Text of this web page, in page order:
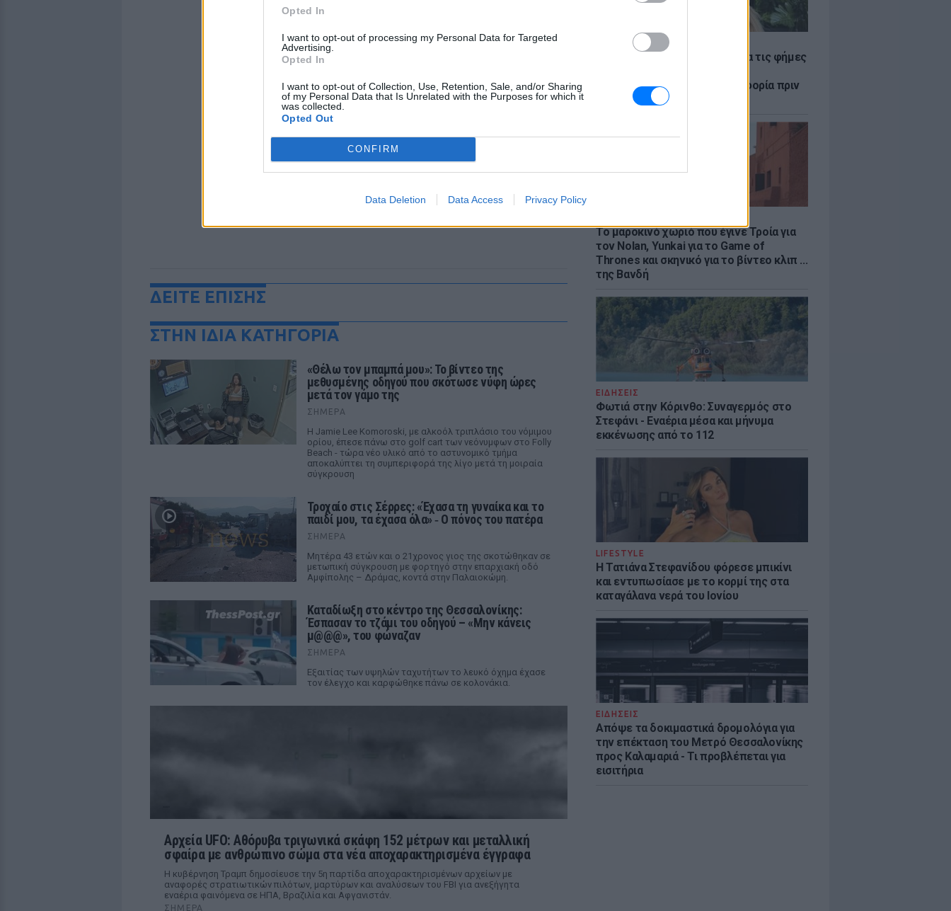
Opted In
I want to opt-out of processing my Personal Data for Targeted
Advertising.
Opted In
I want to opt-out of Collection, Use, Retention, Sale, and/or Sharing
of my Personal Data that Is Unrelated with the Purposes for which it
was collected.
Opted Out
CONFIRM
Data Deletion Data Access Privacy Policy
LIFESTYLE
Η Ελένη Βουλγαράκη ξεσπά για τις φήμες
«Διασταυρώστε καμία πληροφορία πριν
εκτοξεύσετε τη βλακεία σας»
Το μαροκινό χωριό που έγινε Τροία για
τον Nolan, Yunkai για το Game of
Thrones και σκηνικό για το βίντεο κλιπ ...
της Βανδή
ΕΙΔΗΣΕΙΣ
Φωτιά στην Κόρινθο: Συναγερμός στο
Στεφάνι - Εναέρια μέσα και μήνυμα
εκκένωσης από το 112
LIFESTYLE
Η Τατιάνα Στεφανίδου φόρεσε μπικίνι
και εντυπωσίασε με το κορμί της στα
καταγάλανα νερά του Ιονίου
ΕΙΔΗΣΕΙΣ
Απόψε τα δοκιμαστικά δρομολόγια για
την επέκταση του Μετρό Θεσσαλονίκης
προς Καλαμαριά - Τι προβλέπεται για
εισιτήρια
ΔΕΙΤΕ ΕΠΙΣΗΣ
ΣΤΗΝ ΙΔΙΑ ΚΑΤΗΓΟΡΙΑ
«Θέλω τον μπαμπά μου»: Το βίντεο της
μεθυσμένης οδηγού που σκότωσε νύφη ώρες
μετά τον γάμο της
ΣΉΜΕΡΑ
Η Jamie Lee Komoroski, με αλκοόλ τριπλάσιο του νόμιμου
ορίου, έπεσε πάνω στο golf cart των νεόνυμφων στο Folly
Beach - τώρα νέο υλικό από το αστυνομικό τμήμα
αποκαλύπτει τη συμπεριφορά της λίγο μετά τη μοιραία
σύγκρουση
Τροχαίο στις Σέρρες: «Έχασα τη γυναίκα και το
παιδί μου, τα έχασα όλα» ‑ Ο πόνος του πατέρα
ΣΉΜΕΡΑ
Μητέρα 43 ετών και ο 21χρονος γιος της σκοτώθηκαν σε
μετωπική σύγκρουση με φορτηγό στην επαρχιακή οδό
Αμφίπολης – Δράμας, κοντά στην Παλαιοκώμη.
Καταδίωξη στο κέντρο της Θεσσαλονίκης:
Έσπασαν το τζάμι του οδηγού – «Μην κάνεις
μ@@@», του φώναζαν
ΣΉΜΕΡΑ
Εξαιτίας των υψηλών ταχυτήτων το λευκό όχημα έχασε
τον έλεγχο και καρφώθηκε πάνω σε κολονάκια.
Αρχεία UFO: Αθόρυβα τριγωνικά σκάφη 152 μέτρων και μεταλλική
σφαίρα με ανθρώπινο σώμα στα νέα αποχαρακτηρισμένα έγγραφα
Η κυβέρνηση Τραμπ δημοσίευσε την 5η παρτίδα αποχαρακτηρισμένων αρχείων με
αναφορές στρατιωτικών πιλότων, μαρτύρων και αναλύσεων του FBI για ανεξήγητα
εναέρια φαινόμενα σε ΗΠΑ, Βραζιλία και Αφγανιστάν.
ΣΉΜΕΡΑ